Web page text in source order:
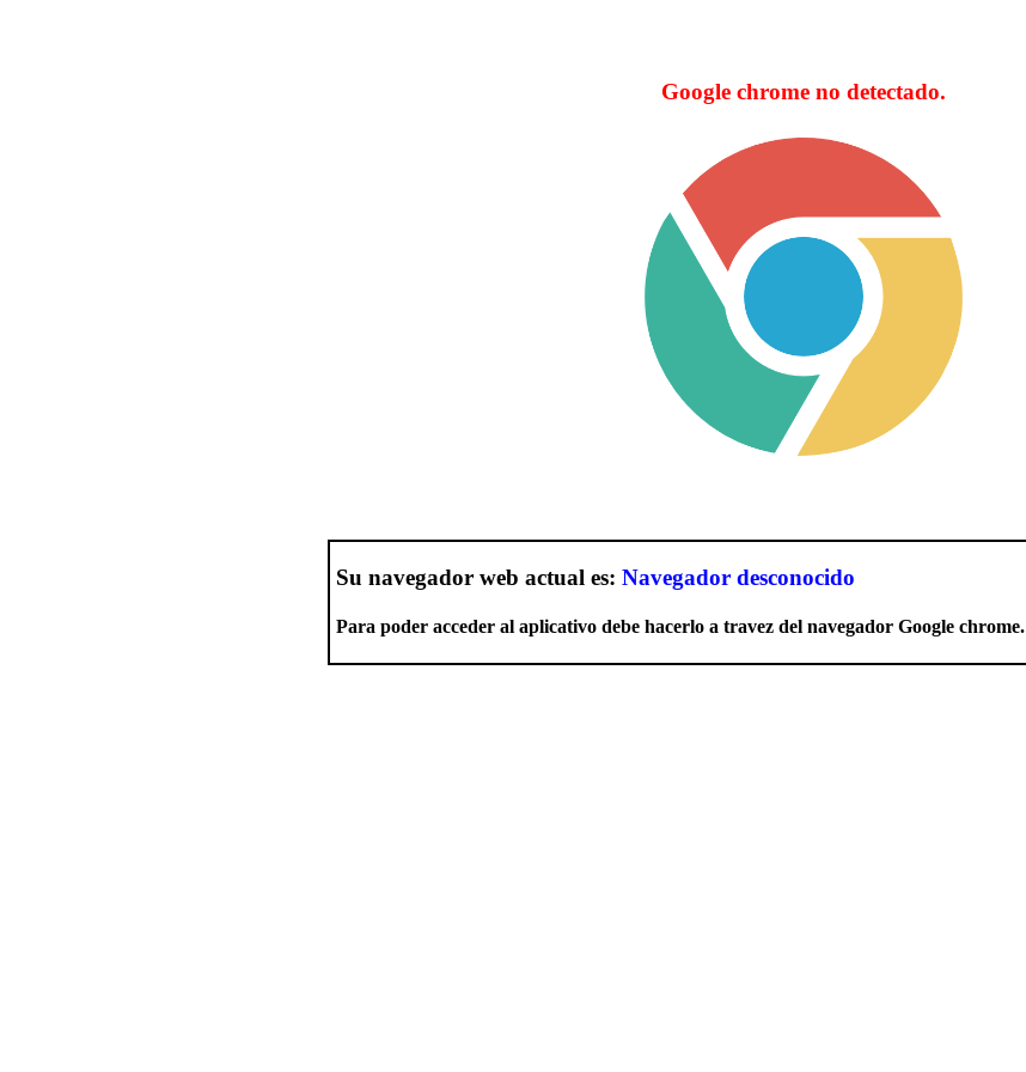
Google chrome no detectado.
Su navegador web actual es: Navegador desconocido
Para poder acceder al aplicativo debe hacerlo a travez del navegador Google chrome.